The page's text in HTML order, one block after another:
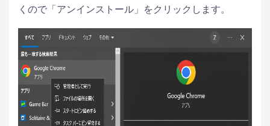
くので「アンインストール」をクリックします。